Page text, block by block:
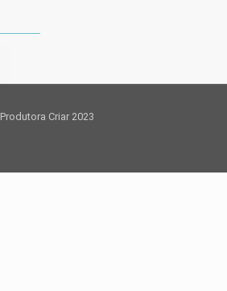
Produtora Criar 2023